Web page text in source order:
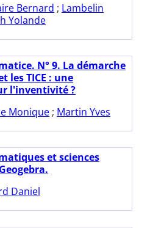
Bernard ; Lambelin
Yolande
N° 9. La démarche
les TICE : une
l'inventivité ?
Monique ; Martin Yves
et sciences
Daniel